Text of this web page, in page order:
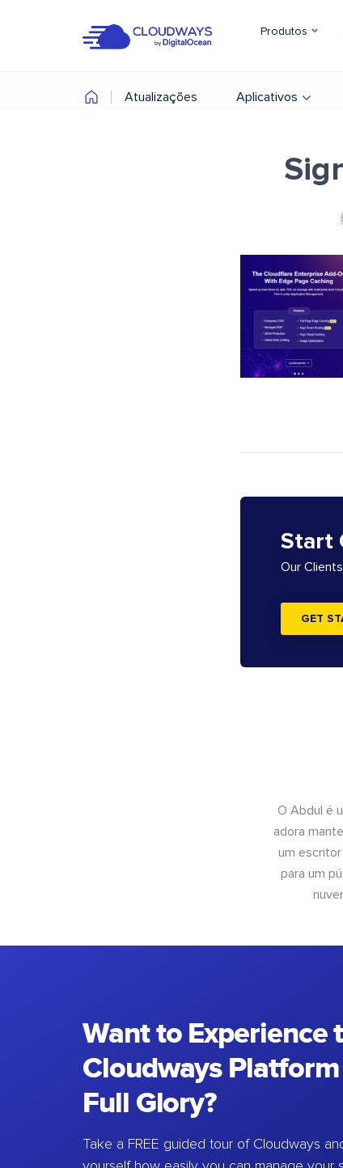
Produtos
Atualizações Aplicativos
Start
Our
GET
O Abdul é
adora
um
para um
Want to Experience
Cloudways
Full Glory?
Take a FREE guided tour of Cloudways